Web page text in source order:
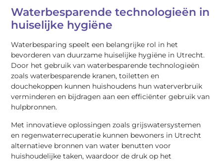
Waterbesparende technologieën in
huiselijke hygiëne
Waterbesparing speelt een belangrijke rol in het
bevorderen van duurzame huiselijke hygiëne in Utrecht.
Door het gebruik van waterbesparende technologieën
zoals waterbesparende kranen, toiletten en
douchekoppen kunnen huishoudens hun waterverbruik
verminderen en bijdragen aan een efficiënter gebruik van
hulpbronnen.
Met innovatieve oplossingen zoals grijswatersystemen
en regenwaterrecuperatie kunnen bewoners in Utrecht
alternatieve bronnen van water benutten voor
huishoudelijke taken, waardoor de druk op het